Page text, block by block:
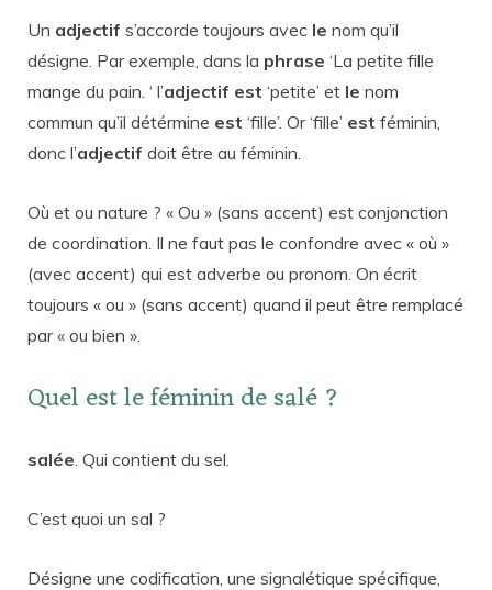
Un adjectif s’accorde toujours avec le nom qu’il
désigne. Par exemple, dans la phrase ‘La petite fille
mange du pain. ‘ l’adjectif est ‘petite’ et le nom
commun qu’il détérmine est ‘fille’. Or ‘fille’ est féminin,
donc l’adjectif doit être au féminin.
Où et ou nature ? « Ou » (sans accent) est conjonction
de coordination. Il ne faut pas le confondre avec « où »
(avec accent) qui est adverbe ou pronom. On écrit
toujours « ou » (sans accent) quand il peut être remplacé
par « ou bien ».
Quel est le féminin de salé ?
salée . Qui contient du sel.
C’est quoi un sal ?
Désigne une codification, une signalétique spécifique,